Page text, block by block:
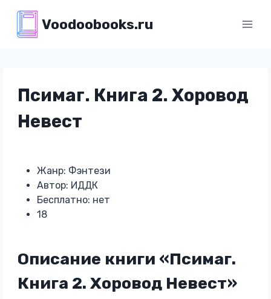
содержимому
Voodoobooks.ru
Псимаг. Книга 2. Хоровод
Невест
Жанр: Фэнтези
Автор: ИДДК
Бесплатно: нет
18
Описание книги «Псимаг.
Книга 2. Хоровод Невест»